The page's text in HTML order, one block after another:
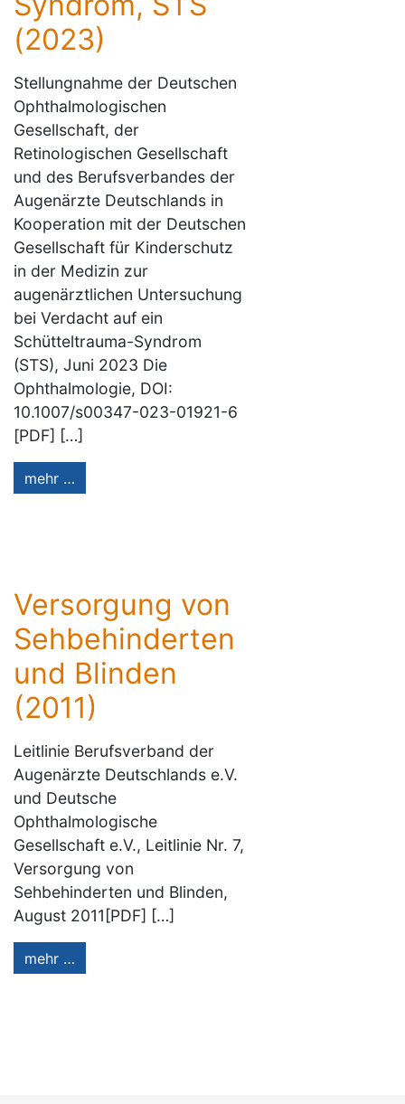
(2023)
Stellungnahme der Deutschen
Ophthalmologischen
Gesellschaft, der
Retinologischen Gesellschaft
und des Berufsverbandes der
Augenärzte Deutschlands in
Kooperation mit der Deutschen
Gesellschaft für Kinderschutz
in der Medizin zur
augenärztlichen Untersuchung
bei Verdacht auf ein
Schütteltrauma-Syndrom
(STS), Juni 2023 Die
Ophthalmologie, DOI:
10.1007/s00347-023-01921-6
[PDF] […]
mehr …
Versorgung von
Sehbehinderten
und Blinden
(2011)
Leitlinie Berufsverband der
Augenärzte Deutschlands e.V.
und Deutsche
Ophthalmologische
Gesellschaft e.V., Leitlinie Nr. 7,
Versorgung von
Sehbehinderten und Blinden,
August 2011[PDF] […]
mehr …